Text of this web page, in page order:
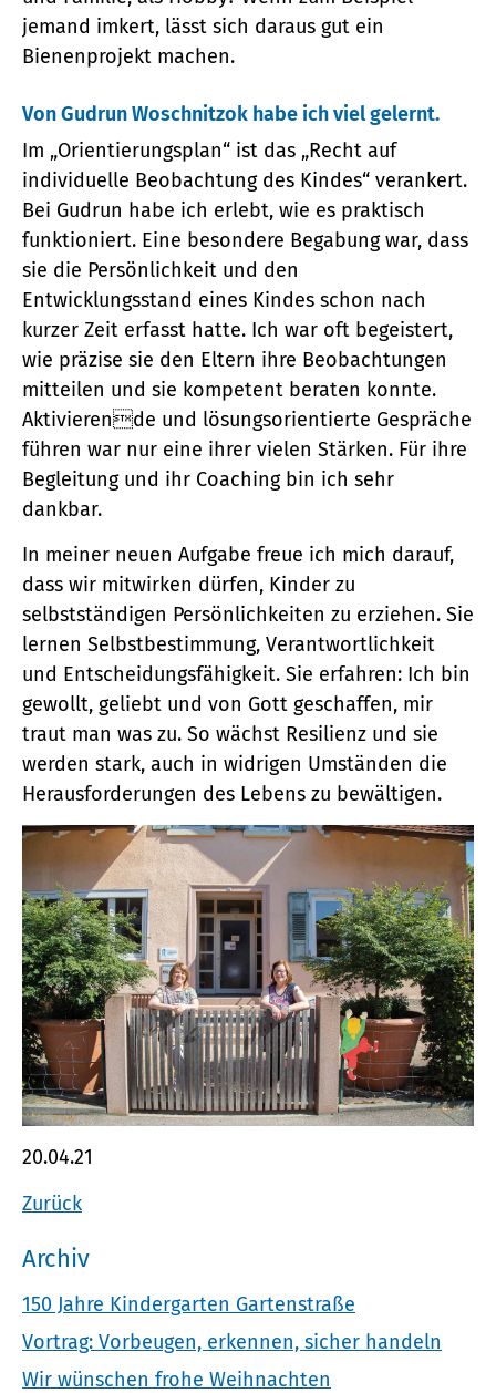
jemand imkert, lässt sich daraus gut ein
Bienenprojekt machen.
Von Gudrun Woschnitzok habe ich viel gelernt.
Im „Orientierungsplan“ ist das „Recht auf
individuelle Beobachtung des Kindes“ verankert.
Bei Gudrun habe ich erlebt, wie es praktisch
funktioniert. Eine besondere Begabung war, dass
sie die Persönlichkeit und den
Entwicklungsstand eines Kindes schon nach
kurzer Zeit erfasst hatte. Ich war oft begeistert,
wie präzise sie den Eltern ihre Beobachtungen
mitteilen und sie kompetent beraten konnte.
Aktivierende und lösungsorientierte Gespräche
führen war nur eine ihrer vielen Stärken. Für ihre
Begleitung und ihr Coaching bin ich sehr
dankbar.
In meiner neuen Aufgabe freue ich mich darauf,
dass wir mitwirken dürfen, Kinder zu
selbstständigen Persönlichkeiten zu erziehen. Sie
lernen Selbstbestimmung, Verantwortlichkeit
und Entscheidungsfähigkeit. Sie erfahren: Ich bin
gewollt, geliebt und von Gott geschaffen, mir
traut man was zu. So wächst Resilienz und sie
werden stark, auch in widrigen Umständen die
Herausforderungen des Lebens zu bewältigen.
20.04.21
Zurück
Archiv
150 Jahre Kindergarten Gartenstraße
Vortrag: Vorbeugen, erkennen, sicher handeln
Wir wünschen frohe Weihnachten